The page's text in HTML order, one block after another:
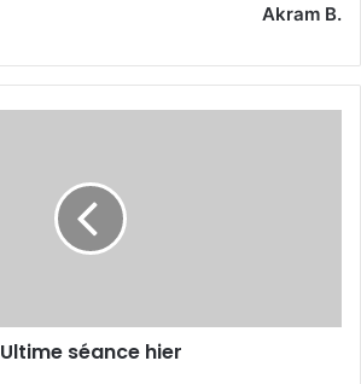
Akram B.
Ultime séance hier